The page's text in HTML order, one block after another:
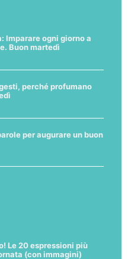
Imparare ogni giorno a
Buon martedì
perché profumano
per augurare un buon
Le 20 espressioni più
(con immagini)